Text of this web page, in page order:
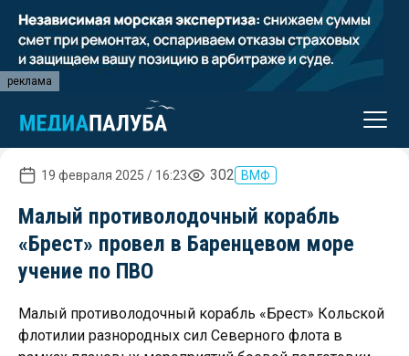
реклама
19 февраля 2025 / 16:23 302 ВМФ
Малый противолодочный корабль
«Брест» провел в Баренцевом море
учение по ПВО
Малый противолодочный корабль «Брест» Кольской
флотилии разнородных сил Северного флота в